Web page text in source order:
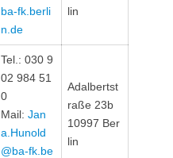
ba-fk.berli
n.de
lin
Tel.: 030 9
02 984 51
0
Mail: Jan
a.Hunold
@ba-fk.be
Adalbertst
raße 23b
10997 Ber
lin